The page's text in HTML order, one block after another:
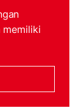
memiliki